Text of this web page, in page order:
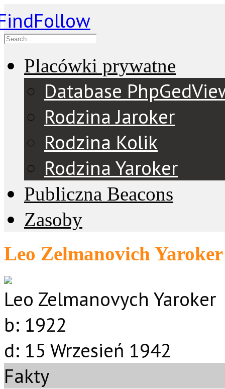
Placówki prywatne
Database
Rodzina Jaroker
Rodzina Kolik
Rodzina Yaroker
Publiczna Beacons
Zasoby
Leo Zelmanovich Yaroker
Leo Zelmanovych Yaroker
b: 1922
d: 15 Wrzesień 1942
Fakty